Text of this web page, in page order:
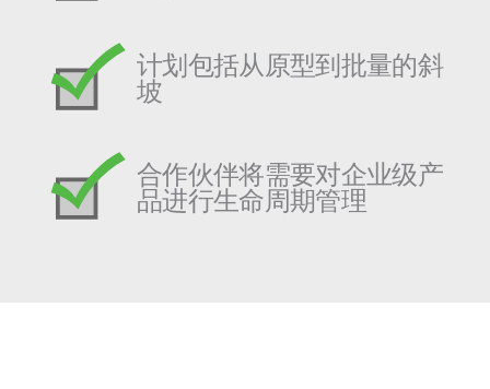
计划包括从原型到批量的斜
坡
合作伙伴将需要对企业级产
品进行生命周期管理